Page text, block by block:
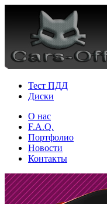
Тест ПДД
Диски
О нас
F.A.Q.
Портфолио
Новости
Контакты